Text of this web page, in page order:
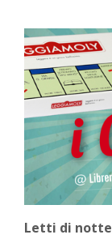
Letti di notte